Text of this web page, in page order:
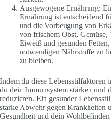
Ausgewogene Ernährung:
Ernährung ist entscheidend
und die Vorbeugung von
von frischem Obst,
Eiweiß und gesunden
notwendigen Nährstoffe zu
zu bleiben.
Indem du diese Lebensstilfaktoren
du dein Immunsystem stärken und
reduzieren. Ein gesunder
starke Abwehr gegen Krankheiten
Gesundheit und dein